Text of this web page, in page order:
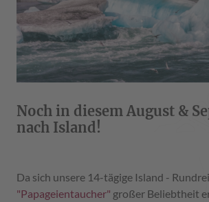
Noch in diesem August &
nach Island!
Da sich unsere 14-tägige Island -
"Papageientaucher" großer Beliebtheit